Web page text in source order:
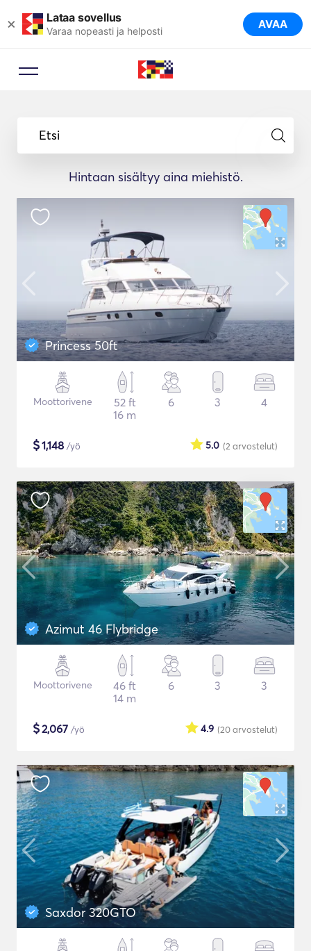
× Lataa sovellus
Varaa nopeasti ja helposti AVAA
Etsi
Hintaan sisältyy aina miehistö.
Princess 50ft
Moottorivene
52 ft
16 m
6 3 4
$1,148 /yö (2 arvostelut)
5.0
Azimut 46 Flybridge
Moottorivene
46 ft
14 m
6 3 3
$2,067 /yö (20arvostelut)
4.9
Saxdor 320GTO